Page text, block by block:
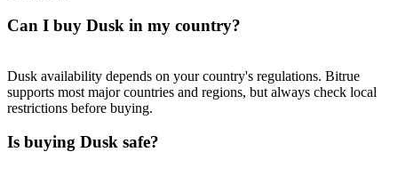
Can I buy Dusk in my country?
Dusk availability depends on your country's regulations. Bitrue
supports most major countries and regions, but always check local
restrictions before buying.
Is buying Dusk safe?